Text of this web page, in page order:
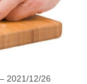
2021/12/26